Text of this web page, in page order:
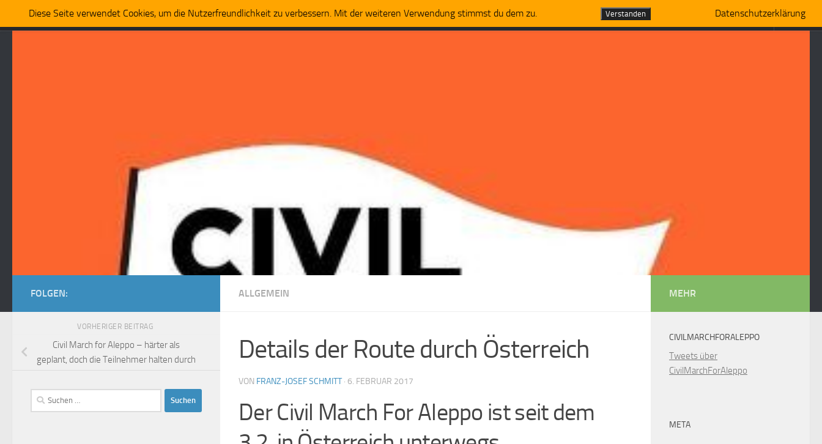
Zum Inhalt springen
Start Ablaufplan Presse Live-Stream Impressum
ALLGEMEIN
Details der Route durch Österreich
VON FRANZ-JOSEF SCHMITT · 6. FEBRUAR 2017
Der Civil March For Aleppo ist seit dem
FOLGEN:
VORHERIGER BEITRAG
Civil March for Aleppo – härter als
geplant, doch die Teilnehmer halten durch
Suchen
nach:
MEHR
CIVILMARCHFORALEPPO
Tweets über
CivilMarchForAleppo
META
Diese Seite verwendet Cookies, um die Nutzerfreundlichkeit zu verbessern. Mit der weiteren Verwendung stimmst du dem zu. Verstanden Datenschutzerklärung